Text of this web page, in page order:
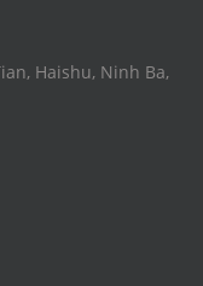
Haishu, Ninh Ba,